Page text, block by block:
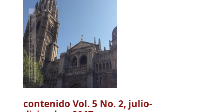
contenido Vol. 5 No. 2, julio-